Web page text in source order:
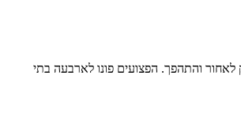
לאחור והתהפך. הפצועים פונו לארבעה בתי